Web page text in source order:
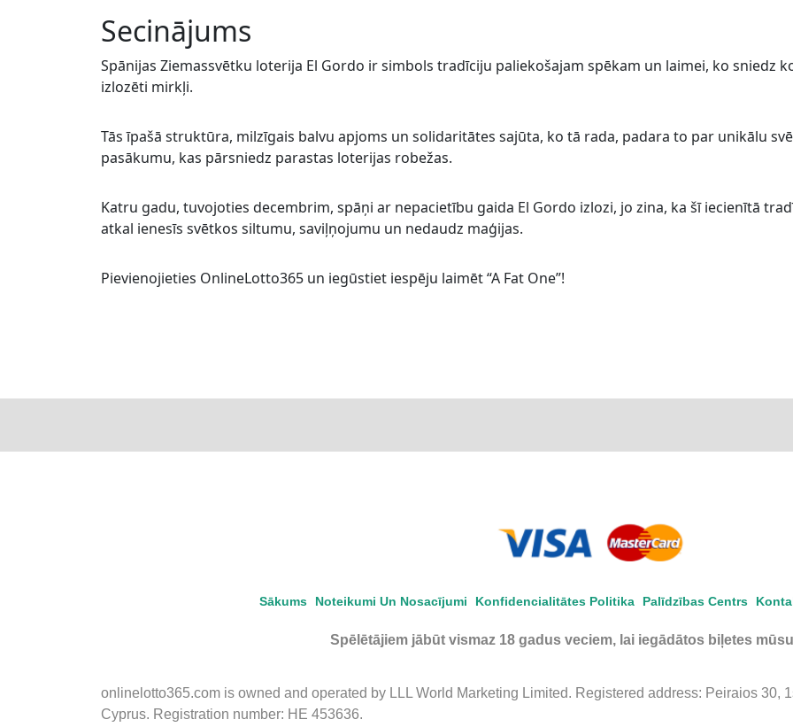
Secinājums
Spānijas Ziemassvētku loterija El Gordo ir simbols tradīciju paliekošajam spēkam un laimei, ko sniedz
izlozēti mirkļi.
Tās īpašā struktūra, milzīgais balvu apjoms un solidaritātes sajūta, ko tā rada, padara to par unikālu
pasākumu, kas pārsniedz parastas loterijas robežas.
Katru gadu, tuvojoties decembrim, spāņi ar nepacietību gaida El Gordo izlozi, jo zina, ka šī iecienītā
atkal ienesīs svētkos siltumu, saviļņojumu un nedaudz maģijas.
Pievienojieties OnlineLotto365 un iegūstiet iespēju laimēt “A Fat One”!
Sākums Noteikumi Un Nosacījumi Konfidencialitātes Politika Palīdzības Centrs
Spēlētājiem jābūt vismaz 18 gadus veciem, lai iegādātos biļetes
onlinelotto365.com is owned and operated by LLL World Marketing Limited. Registered address: Peiraios 30,
Cyprus. Registration number: HE 453636.